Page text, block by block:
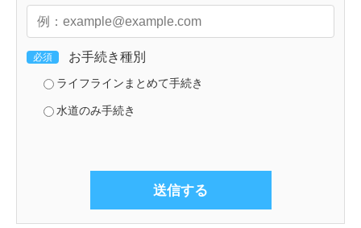
必須 お手続き種別
ライフラインまとめて手続き
水道のみ手続き